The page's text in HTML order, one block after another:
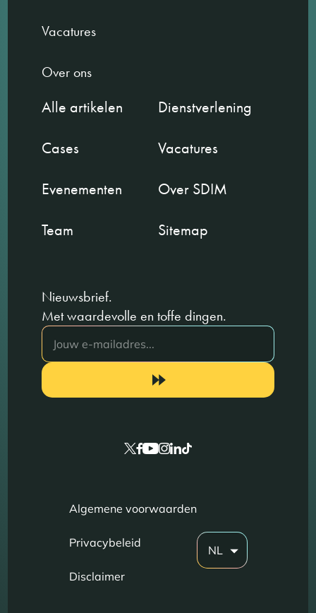
Vacatures
Over ons
Alle artikelen
Dienstverlening
Cases
Vacatures
Evenementen
Over SDIM
Team
Sitemap
Nieuwsbrief.
Met waardevolle en toffe dingen.
Algemene voorwaarden
Privacybeleid
Disclaimer
NL